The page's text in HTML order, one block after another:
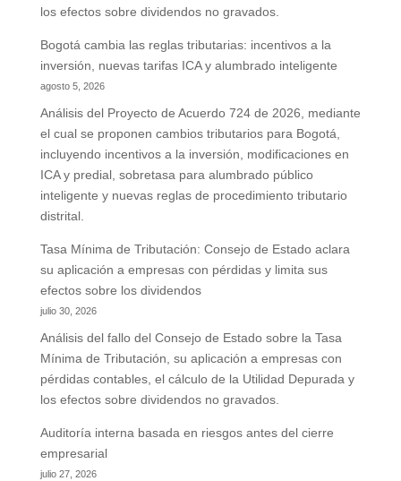
los efectos sobre dividendos no gravados.
Bogotá cambia las reglas tributarias: incentivos a la
inversión, nuevas tarifas ICA y alumbrado inteligente
agosto 5, 2026
Análisis del Proyecto de Acuerdo 724 de 2026, mediante
el cual se proponen cambios tributarios para Bogotá,
incluyendo incentivos a la inversión, modificaciones en
ICA y predial, sobretasa para alumbrado público
inteligente y nuevas reglas de procedimiento tributario
distrital.
Tasa Mínima de Tributación: Consejo de Estado aclara
su aplicación a empresas con pérdidas y limita sus
efectos sobre los dividendos
julio 30, 2026
Análisis del fallo del Consejo de Estado sobre la Tasa
Mínima de Tributación, su aplicación a empresas con
pérdidas contables, el cálculo de la Utilidad Depurada y
los efectos sobre dividendos no gravados.
Auditoría interna basada en riesgos antes del cierre
empresarial
julio 27, 2026